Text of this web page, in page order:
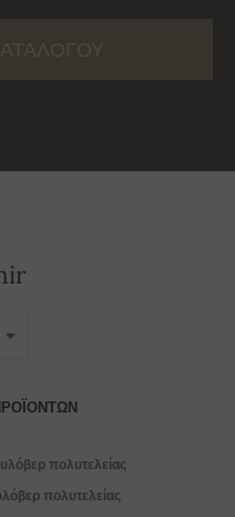
πολυτελείας
πολυτελείας